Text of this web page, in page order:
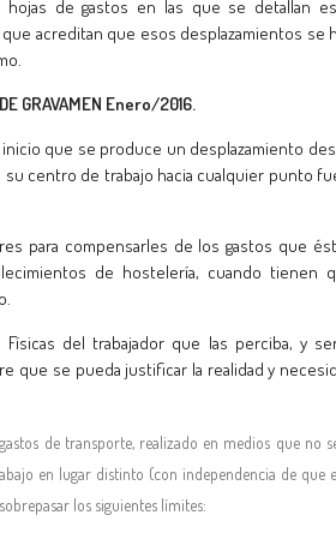
de gastos en las que se detallan
que acreditan que esos desplazamientos se
GRAVAMEN Enero/2016.
que se produce un desplazamiento
centro de trabajo hacia cualquier punto
para compensarles de los gastos que
de hostelería, cuando tienen
del trabajador que las perciba, y
que se pueda justificar la realidad y
de transporte, realizado en medios que no
en lugar distinto (con independencia de que
los siguientes límites: